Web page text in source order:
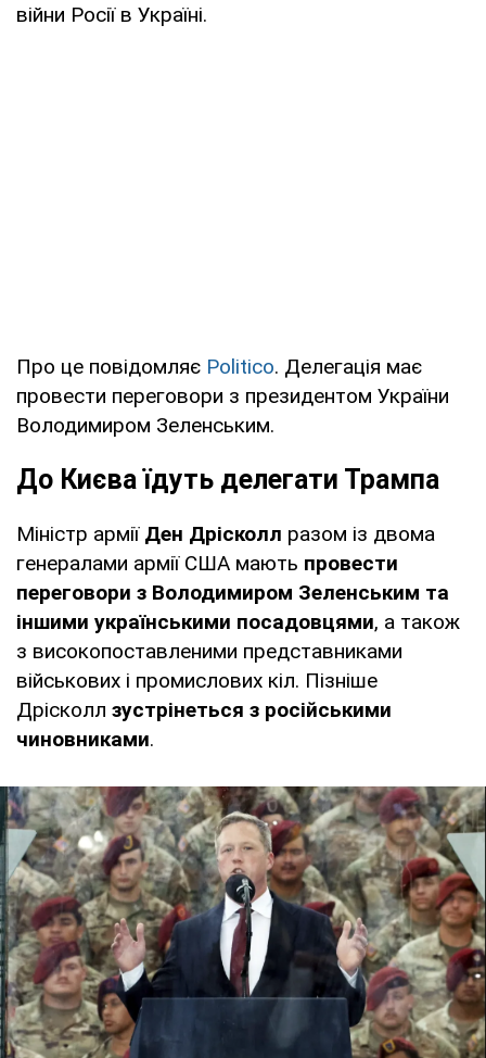
війни Росії в Україні.
Про це повідомляє Politico. Делегація має
провести переговори з президентом України
Володимиром Зеленським.
До Києва їдуть делегати Трампа
Міністр армії Ден Дрісколл разом із двома
генералами армії США мають провести
переговори з Володимиром Зеленським та
іншими українськими посадовцями, а також
з високопоставленими представниками
військових і промислових кіл. Пізніше
Дрісколл зустрінеться з російськими
чиновниками.